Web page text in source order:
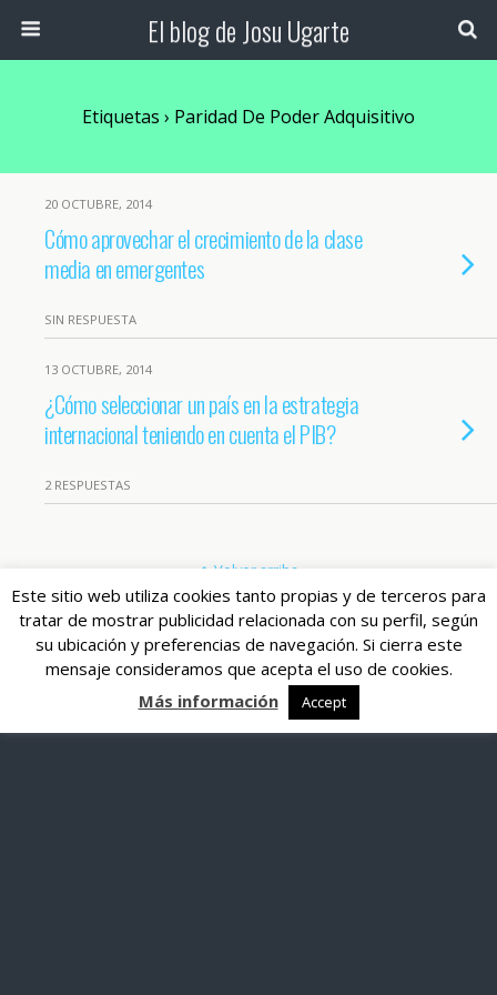
El blog de Josu Ugarte
Etiquetas › Paridad De Poder Adquisitivo
20 OCTUBRE, 2014
Cómo aprovechar el crecimiento de la clase
media en emergentes
SIN RESPUESTA
13 OCTUBRE, 2014
¿Cómo seleccionar un país en la estrategia
internacional teniendo en cuenta el PIB?
2 RESPUESTAS
Este sitio web utiliza cookies tanto propias y de terceros para
tratar de mostrar publicidad relacionada con su perfil, según
su ubicación y preferencias de navegación. Si cierra este
mensaje consideramos que acepta el uso de cookies.
Más información
Accept
Volver arriba